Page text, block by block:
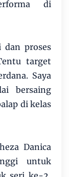
di
dan proses
target
Saya
bersaing
di kelas
Danica
untuk